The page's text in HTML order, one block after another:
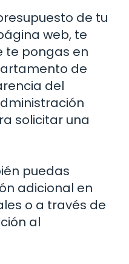
de tu
web, te
te pongas en
de
del
solicitar una
puedas
adicional en
o a través de
al